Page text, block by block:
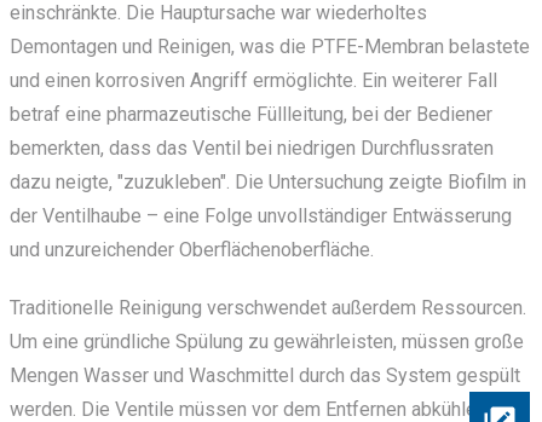
einschränkte. Die Hauptursache war wiederholtes
Demontagen und Reinigen, was die PTFE-Membran belastete
und einen korrosiven Angriff ermöglichte. Ein weiterer Fall
betraf eine pharmazeutische Füllleitung, bei der Bediener
bemerkten, dass das Ventil bei niedrigen Durchflussraten
dazu neigte, "zuzukleben". Die Untersuchung zeigte Biofilm in
der Ventilhaube – eine Folge unvollständiger Entwässerung
und unzureichender Oberflächenoberfläche.
Traditionelle Reinigung verschwendet außerdem Ressourcen.
Um eine gründliche Spülung zu gewährleisten, müssen große
Mengen Wasser und Waschmittel durch das System gespült
werden. Die Ventile müssen vor dem Entfernen abkühlen und